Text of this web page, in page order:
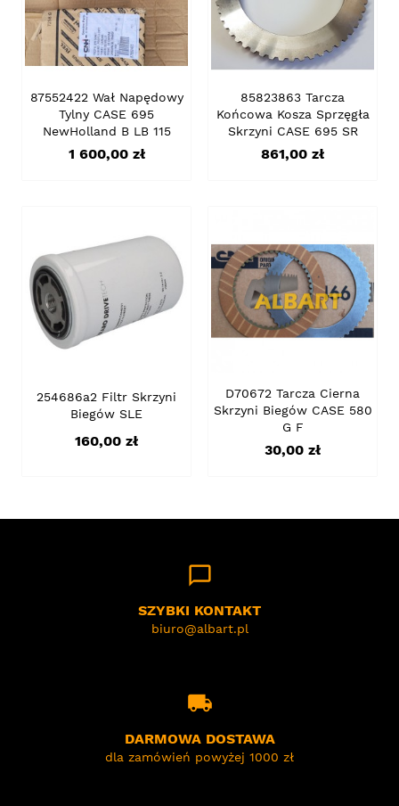
87552422 Wał Napędowy
Tylny CASE 695
NewHolland B LB 115
Cena
1 600,00 zł
85823863 Tarcza
Końcowa Kosza Sprzęgła
Skrzyni CASE 695 SR
Cena
861,00 zł
254686a2 Filtr Skrzyni
Biegów SLE
Cena
160,00 zł
D70672 Tarcza Cierna
Skrzyni Biegów CASE 580
G F
Cena
30,00 zł
chat_bubble_outline
SZYBKI KONTAKT
biuro@albart.pl
local_shipping
DARMOWA DOSTAWA
dla zamówień powyżej 1000 zł